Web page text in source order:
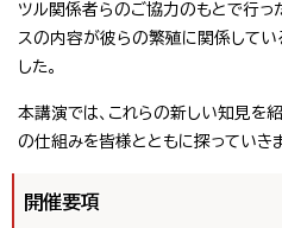
ツル関係者らのご協力のもとで行っ
スの内容が彼らの繁殖に関係してい
した。
本講演では、これらの新しい知見を
の仕組みを皆様とともに探っていきま
開催要項